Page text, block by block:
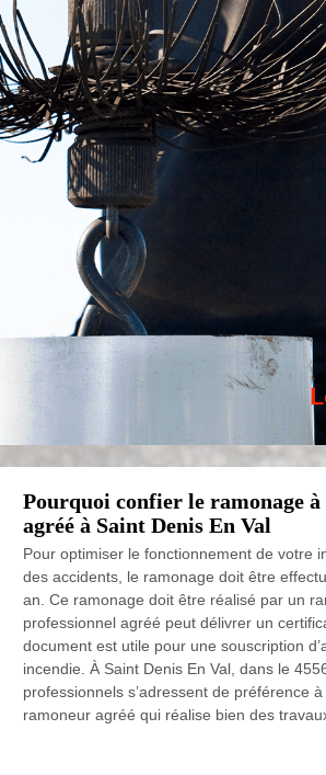
Pourquoi confier le ramonage
agréé à Saint Denis En Val
Pour optimiser le fonctionnement de votre
des accidents, le ramonage doit être
an. Ce ramonage doit être réalisé par un
professionnel agréé peut délivrer un
document est utile pour une souscription
incendie. À Saint Denis En Val, dans le
professionnels s’adressent de préférence
ramoneur agréé qui réalise bien des